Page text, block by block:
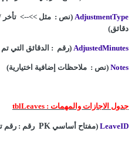
AdjustmentType (نص : مثل >>--> تأخر /
دقائق)
AdjustedMinutes (رقم : الدقائق التي تم
Notes (نص : ملاحظات إضافية اختيارية)
جدول الاجازات والمهمات:
tblLeaves
LeaveID (مفتاح أساسيPK رقم : رقم